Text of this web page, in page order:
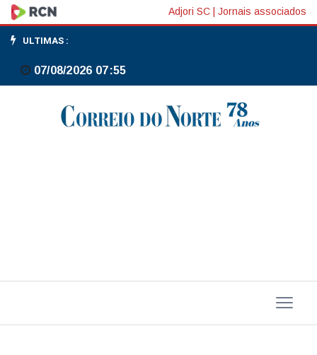
Fim
do
Will
empresas
Adjori SC Jornais associados
ULTIMAS :
07/08/2026 07:55